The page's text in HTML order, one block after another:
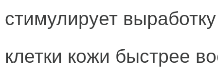
стимулирует
клетки кожи быстрее